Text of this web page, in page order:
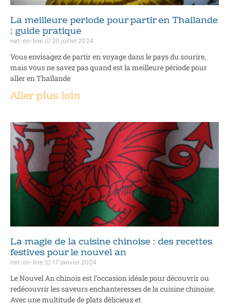
La meilleure periode pour partir en Thailande
: guide pratique
net-on-line 20 juillet 2024
Vous envisagez de partir en voyage dans le pays du sourire,
mais vous ne savez pas quand est la meilleure période pour
aller en Thaïlande
Aller plus loin
La magie de la cuisine chinoise : des recettes
festives pour le nouvel an
net-on-line 17 janvier 2024
Le Nouvel An chinois est l’occasion idéale pour découvrir ou
redécouvrir les saveurs enchanteresses de la cuisine chinoise.
Avec une multitude de plats délicieux et